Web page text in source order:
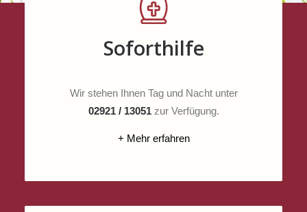
Soforthilfe
Wir stehen Ihnen Tag und Nacht unter
02921 / 13051zur Verfügung.
+ Mehr erfahren